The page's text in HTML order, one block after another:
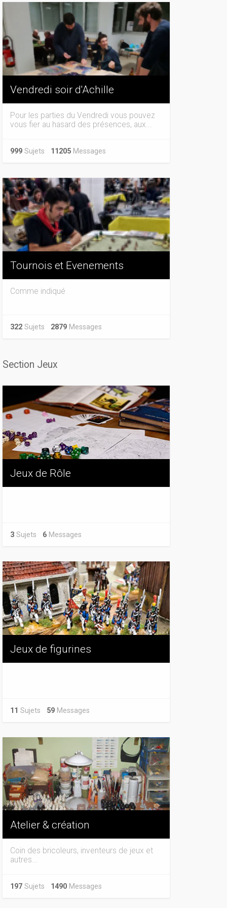
Vendredi soir d'Achille
Pour les parties du Vendredi vous pouvez
vous fier au hasard des présences, aux...
999 Sujets 11205 Messages
Tournois et Evenements
Comme indiqué
322 Sujets 2879 Messages
Section Jeux
Jeux de Rôle
3 Sujets 6 Messages
Jeux de figurines
11 Sujets 59 Messages
Atelier & création
Coin des bricoleurs, inventeurs de jeux et
autres...
197 Sujets 1490 Messages